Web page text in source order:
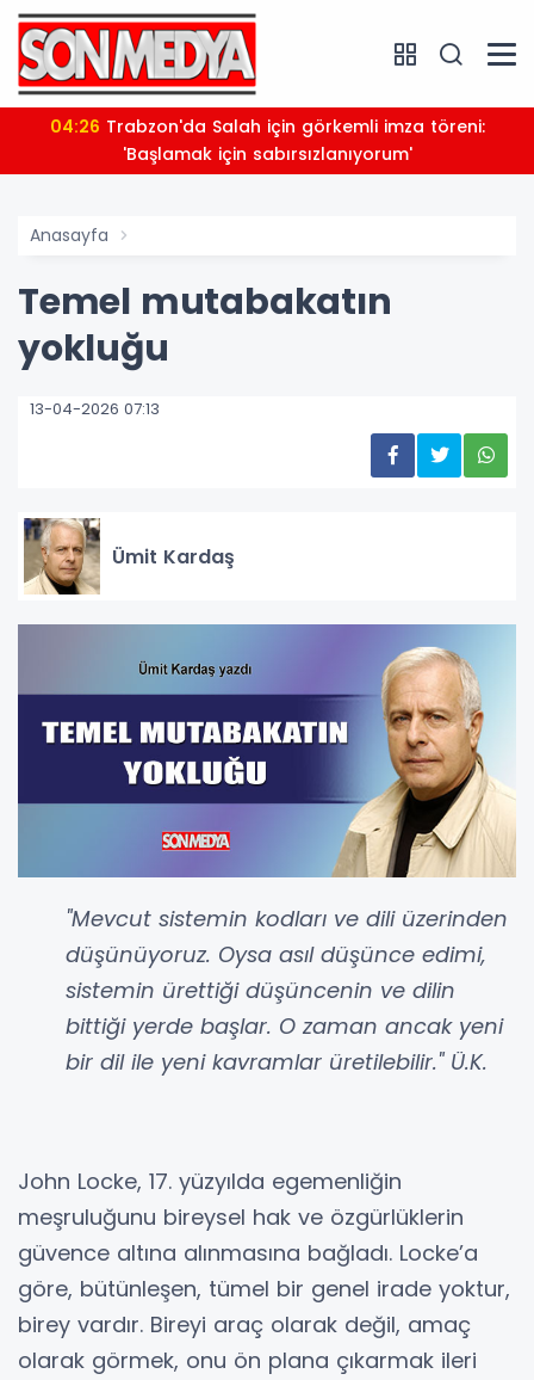
04:26
'Başlamak için sabırsızlanıyorum'
Anasayfa
Temel mutabakatın
yokluğu
13-04-2026 07:13
Ümit Kardaş
"Mevcut sistemin kodları ve dili üzerinden
düşünüyoruz. Oysa asıl düşünce edimi,
sistemin ürettiği düşüncenin ve dilin
bittiği yerde başlar. O zaman ancak yeni
bir dil ile yeni kavramlar üretilebilir." Ü.K.
John Locke, 17. yüzyılda egemenliğin
meşruluğunu bireysel hak ve özgürlüklerin
güvence altına alınmasına bağladı. Locke’a
göre, bütünleşen, tümel bir genel irade yoktur,
birey vardır. Bireyi araç olarak değil, amaç
olarak görmek, onu ön plana çıkarmak ileri